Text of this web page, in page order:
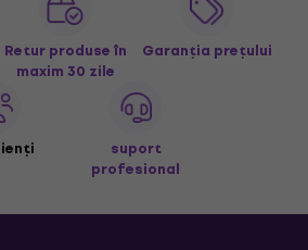
Retur produse în
maxim 30 zile
Garanția prețului
suport
profesional